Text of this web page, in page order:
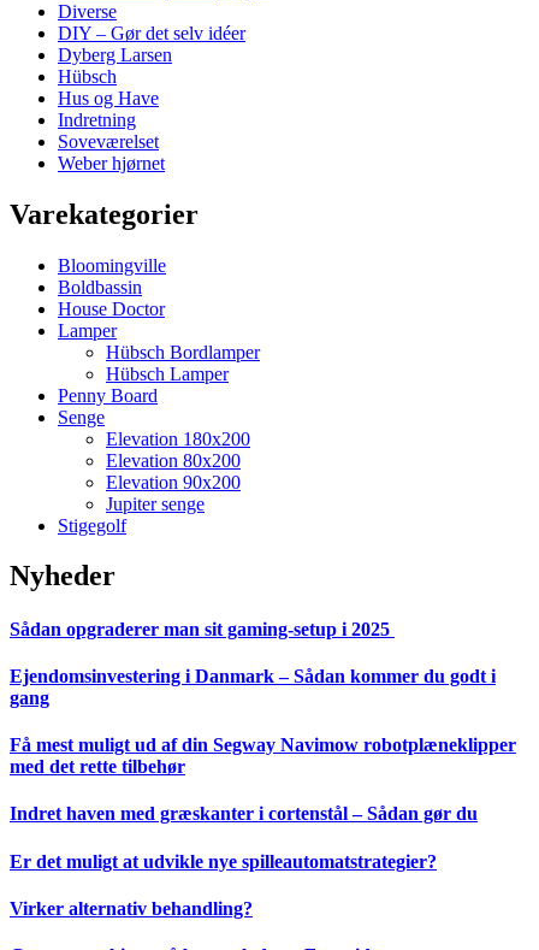
Diverse
DIY – Gør det selv idéer
Dyberg Larsen
Hübsch
Hus og Have
Indretning
Soveværelset
Weber hjørnet
Varekategorier
Bloomingville
Boldbassin
House Doctor
Lamper
Hübsch Bordlamper
Hübsch Lamper
Penny Board
Senge
Elevation 180x200
Elevation 80x200
Elevation 90x200
Jupiter senge
Stigegolf
Nyheder
Sådan opgraderer man sit gaming-setup i 2025
Ejendomsinvestering i Danmark – Sådan kommer du godt i
gang
Få mest muligt ud af din Segway Navimow robotplæneklipper
med det rette tilbehør
Indret haven med græskanter i cortenstål – Sådan gør du
Er det muligt at udvikle nye spilleautomatstrategier?
Virker alternativ behandling?